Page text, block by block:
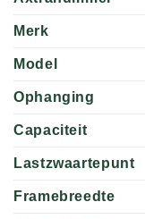
Merk
Model
Ophanging
Capaciteit
Lastzwaartepunt
Framebreedte